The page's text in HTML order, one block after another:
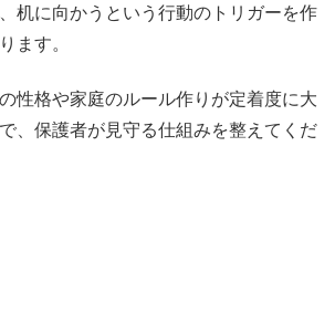
机に向かうという行動のトリガーを作
ます。
性格や家庭のルール作りが定着度に大
、保護者が見守る仕組みを整えてくだ